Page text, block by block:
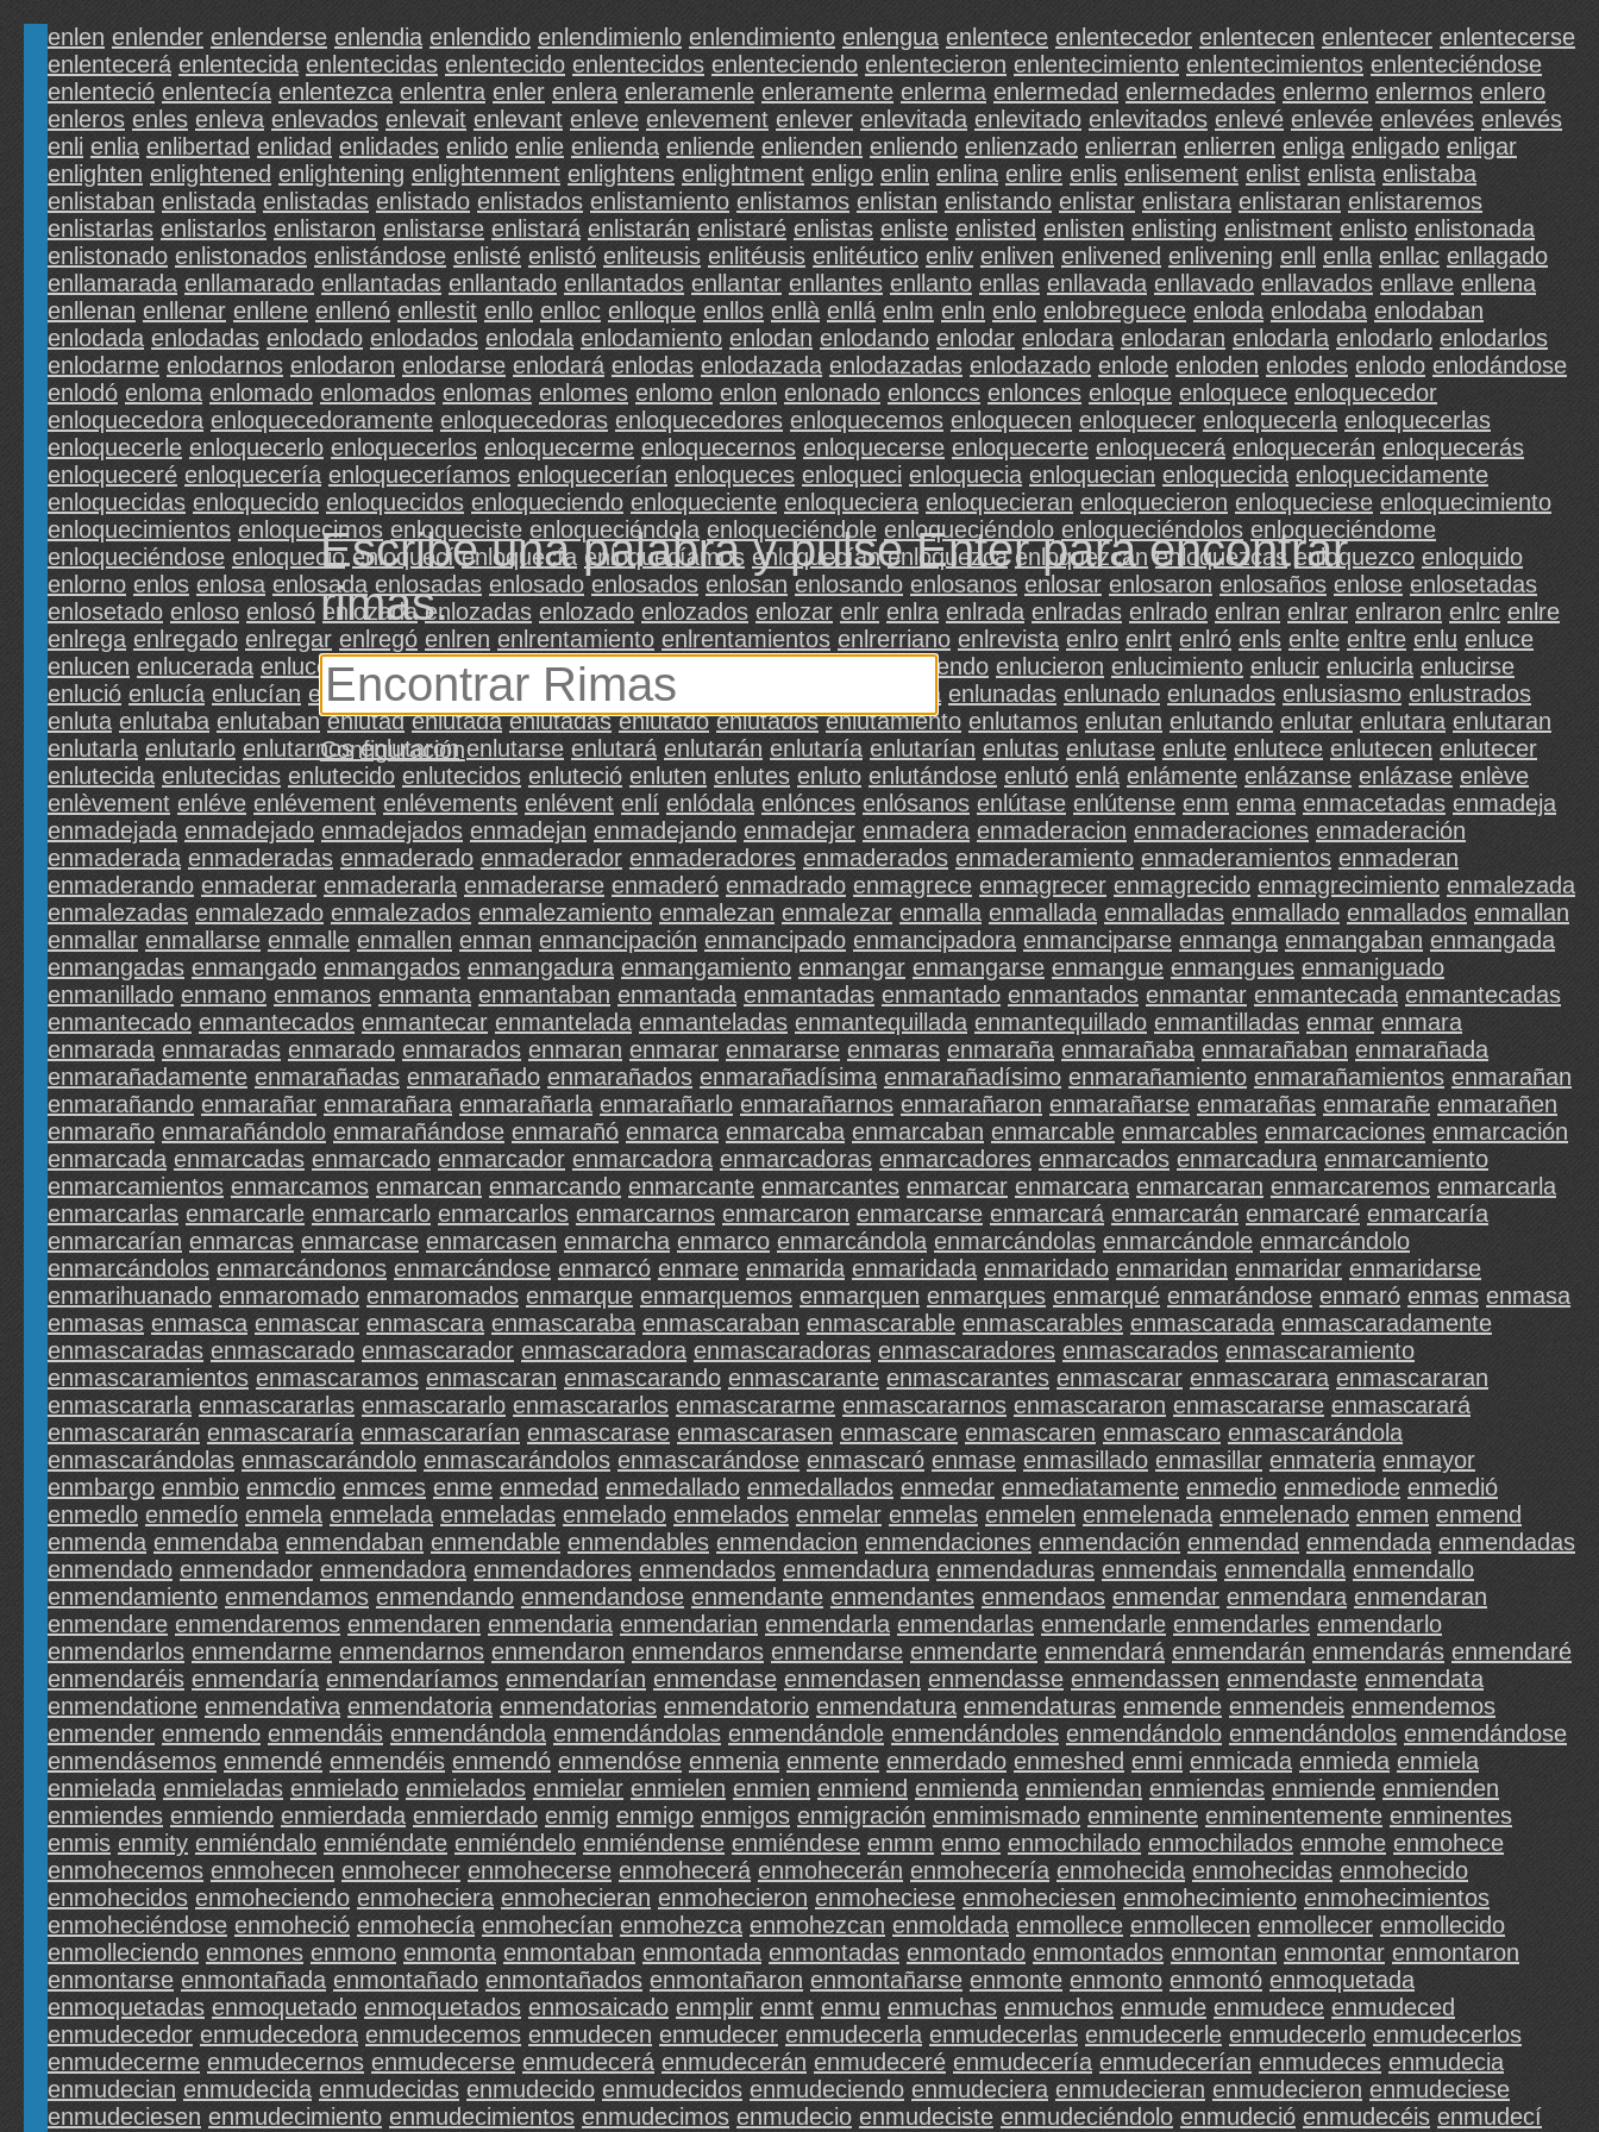
Escribe una palabra y pulse Enter para encontrar
rimas.
Configuración
enlen enlender enlenderse enlendia enlendido enlendimienlo enlendimiento enlengua enlentece enlentecedor enlentecen enlentecer enlentecerse
enlentecerá enlentecida enlentecidas enlentecido enlentecidos enlenteciendo enlentecieron enlentecimiento enlentecimientos enlenteciéndose
enlenteció enlentecía enlentezca enlentra enler enlera enleramenle enleramente enlerma enlermedad enlermedades enlermo enlermos enlero
enleros enles enleva enlevados enlevait enlevant enleve enlevement enlever enlevitada enlevitado enlevitados enlevé enlevée enlevées enlevés
enli enlia enlibertad enlidad enlidades enlido enlie enlienda enliende enlienden enliendo enlienzado enlierran enlierren enliga enligado enligar
enlighten enlightened enlightening enlightenment enlightens enlightment enligo enlin enlina enlire enlis enlisement enlist enlista enlistaba
enlistaban enlistada enlistadas enlistado enlistados enlistamiento enlistamos enlistan enlistando enlistar enlistara enlistaran enlistaremos
enlistarlas enlistarlos enlistaron enlistarse enlistará enlistarán enlistaré enlistas enliste enlisted enlisten enlisting enlistment enlisto enlistonada
enlistonado enlistonados enlistándose enlisté enlistó enliteusis enlitéusis enlitéutico enliv enliven enlivened enlivening enll enlla enllac enllagado
enllamarada enllamarado enllantadas enllantado enllantados enllantar enllantes enllanto enllas enllavada enllavado enllavados enllave enllena
enllenan enllenar enllene enllenó enllestit enllo enlloc enlloque enllos enllà enllá enlm enln enlo enlobreguece enloda enlodaba enlodaban
enlodada enlodadas enlodado enlodados enlodala enlodamiento enlodan enlodando enlodar enlodara enlodaran enlodarla enlodarlo enlodarlos
enlodarme enlodarnos enlodaron enlodarse enlodará enlodas enlodazada enlodazadas enlodazado enlode enloden enlodes enlodo enlodándose
enlodó enloma enlomado enlomados enlomas enlomes enlomo enlon enlonado enlonccs enlonces enloque enloquece enloquecedor
enloquecedora enloquecedoramente enloquecedoras enloquecedores enloquecemos enloquecen enloquecer enloquecerla enloquecerlas
enloquecerle enloquecerlo enloquecerlos enloquecerme enloquecernos enloquecerse enloquecerte enloquecerá enloquecerán enloquecerás
enloqueceré enloquecería enloqueceríamos enloquecerían enloqueces enloqueci enloquecia enloquecian enloquecida enloquecidamente
enloquecidas enloquecido enloquecidos enloqueciendo enloqueciente enloqueciera enloquecieran enloquecieron enloqueciese enloquecimiento
enloquecimientos enloquecimos enloqueciste enloqueciéndola enloqueciéndole enloqueciéndolo enloqueciéndolos enloqueciéndome
enloqueciéndose enloqueció enloquecí enloquecía enloquecíamos enloquecían enloquezca enloquezcan enloquezcas enloquezco enloquido
enlorno enlos enlosa enlosada enlosadas enlosado enlosados enlosan enlosando enlosanos enlosar enlosaron enlosaños enlose enlosetadas
enlosetado enloso enlosó enlozada enlozadas enlozado enlozados enlozar enlr enlra enlrada enlradas enlrado enlran enlrar enlraron enlrc enlre
enlrega enlregado enlregar enlregó enlren enlrentamiento enlrentamientos enlrerriano enlrevista enlro enlrt enlró enls enlte enltre enlu enluce
enlucen enlucerada enluces enlucida enlucidas enlucido enluciendo enlucieron enlucimiento enlucir enlucirla enlucirse
enlució enlucía enlucían enlugar enluminure enluminures enluminés enlunada enlunadas enlunado enlunados enlusiasmo enlustrados
enluta enlutaba enlutaban enlutad enlutada enlutadas enlutado enlutados enlutamiento enlutamos enlutan enlutando enlutar enlutara enlutaran
enlutarla enlutarlo enlutarnos enlutaron enlutarse enlutará enlutarán enlutaría enlutarían enlutas enlutase enlute enlutece enlutecen enlutecer
enlutecida enlutecidas enlutecido enlutecidos enluteció enluten enlutes enluto enlutándose enlutó enlá enlámente enlázanse enlázase enlève
enlèvement enléve enlévement enlévements enlévent enlí enlódala enlónces enlósanos enlútase enlútense enm enma enmacetadas enmadeja
enmadejada enmadejado enmadejados enmadejan enmadejando enmadejar enmadera enmaderacion enmaderaciones enmaderación
enmaderada enmaderadas enmaderado enmaderador enmaderadores enmaderados enmaderamiento enmaderamientos enmaderan
enmaderando enmaderar enmaderarla enmaderarse enmaderó enmadrado enmagrece enmagrecer enmagrecido enmagrecimiento enmalezada
enmalezadas enmalezado enmalezados enmalezamiento enmalezan enmalezar enmalla enmallada enmalladas enmallado enmallados enmallan
enmallar enmallarse enmalle enmallen enman enmancipación enmancipado enmancipadora enmanciparse enmanga enmangaban enmangada
enmangadas enmangado enmangados enmangadura enmangamiento enmangar enmangarse enmangue enmangues enmaniguado
enmanillado enmano enmanos enmanta enmantaban enmantada enmantadas enmantado enmantados enmantar enmantecada enmantecadas
enmantecado enmantecados enmantecar enmantelada enmanteladas enmantequillada enmantequillado enmantilladas enmar enmara
enmarada enmaradas enmarado enmarados enmaran enmarar enmararse enmaras enmaraña enmarañaba enmarañaban enmarañada
enmarañadamente enmarañadas enmarañado enmarañados enmarañadísima enmarañadísimo enmarañamiento enmarañamientos enmarañan
enmarañando enmarañar enmarañara enmarañarla enmarañarlo enmarañarnos enmarañaron enmarañarse enmarañas enmarañe enmarañen
enmaraño enmarañándolo enmarañándose enmarañó enmarca enmarcaba enmarcaban enmarcable enmarcables enmarcaciones enmarcación
enmarcada enmarcadas enmarcado enmarcador enmarcadora enmarcadoras enmarcadores enmarcados enmarcadura enmarcamiento
enmarcamientos enmarcamos enmarcan enmarcando enmarcante enmarcantes enmarcar enmarcara enmarcaran enmarcaremos enmarcarla
enmarcarlas enmarcarle enmarcarlo enmarcarlos enmarcarnos enmarcaron enmarcarse enmarcará enmarcarán enmarcaré enmarcaría
enmarcarían enmarcas enmarcase enmarcasen enmarcha enmarco enmarcándola enmarcándolas enmarcándole enmarcándolo
enmarcándolos enmarcándonos enmarcándose enmarcó enmare enmarida enmaridada enmaridado enmaridan enmaridar enmaridarse
enmarihuanado enmaromado enmaromados enmarque enmarquemos enmarquen enmarques enmarqué enmarándose enmaró enmas enmasa
enmasas enmasca enmascar enmascara enmascaraba enmascaraban enmascarable enmascarables enmascarada enmascaradamente
enmascaradas enmascarado enmascarador enmascaradora enmascaradoras enmascaradores enmascarados enmascaramiento
enmascaramientos enmascaramos enmascaran enmascarando enmascarante enmascarantes enmascarar enmascarara enmascararan
enmascararla enmascararlas enmascararlo enmascararlos enmascararme enmascararnos enmascararon enmascararse enmascarará
enmascararán enmascararía enmascararían enmascarase enmascarasen enmascare enmascaren enmascaro enmascarándola
enmascarándolas enmascarándolo enmascarándolos enmascarándose enmascaró enmase enmasillado enmasillar enmateria enmayor
enmbargo enmbio enmcdio enmces enme enmedad enmedallado enmedallados enmedar enmediatamente enmedio enmediode enmedió
enmedlo enmedío enmela enmelada enmeladas enmelado enmelados enmelar enmelas enmelen enmelenada enmelenado enmen enmend
enmenda enmendaba enmendaban enmendable enmendables enmendacion enmendaciones enmendación enmendad enmendada enmendadas
enmendado enmendador enmendadora enmendadores enmendados enmendadura enmendaduras enmendais enmendalla enmendallo
enmendamiento enmendamos enmendando enmendandose enmendante enmendantes enmendaos enmendar enmendara enmendaran
enmendare enmendaremos enmendaren enmendaria enmendarian enmendarla enmendarlas enmendarle enmendarles enmendarlo
enmendarlos enmendarme enmendarnos enmendaron enmendaros enmendarse enmendarte enmendará enmendarán enmendarás enmendaré
enmendaréis enmendaría enmendaríamos enmendarían enmendase enmendasen enmendasse enmendassen enmendaste enmendata
enmendatione enmendativa enmendatoria enmendatorias enmendatorio enmendatura enmendaturas enmende enmendeis enmendemos
enmender enmendo enmendáis enmendándola enmendándolas enmendándole enmendándoles enmendándolo enmendándolos enmendándose
enmendásemos enmendé enmendéis enmendó enmendóse enmenia enmente enmerdado enmeshed enmi enmicada enmieda enmiela
enmielada enmieladas enmielado enmielados enmielar enmielen enmien enmiend enmienda enmiendan enmiendas enmiende enmienden
enmiendes enmiendo enmierdada enmierdado enmig enmigo enmigos enmigración enmimismado enminente enminentemente enminentes
enmis enmity enmiéndalo enmiéndate enmiéndelo enmiéndense enmiéndese enmm enmo enmochilado enmochilados enmohe enmohece
enmohecemos enmohecen enmohecer enmohecerse enmohecerá enmohecerán enmohecería enmohecida enmohecidas enmohecido
enmohecidos enmoheciendo enmoheciera enmohecieran enmohecieron enmoheciese enmoheciesen enmohecimiento enmohecimientos
enmoheciéndose enmoheció enmohecía enmohecían enmohezca enmohezcan enmoldada enmollece enmollecen enmollecer enmollecido
enmolleciendo enmones enmono enmonta enmontaban enmontada enmontadas enmontado enmontados enmontan enmontar enmontaron
enmontarse enmontañada enmontañado enmontañados enmontañaron enmontañarse enmonte enmonto enmontó enmoquetada
enmoquetadas enmoquetado enmoquetados enmosaicado enmplir enmt enmu enmuchas enmuchos enmude enmudece enmudeced
enmudecedor enmudecedora enmudecemos enmudecen enmudecer enmudecerla enmudecerlas enmudecerle enmudecerlo enmudecerlos
enmudecerme enmudecernos enmudecerse enmudecerá enmudecerán enmudeceré enmudecería enmudecerían enmudeces enmudecia
enmudecian enmudecida enmudecidas enmudecido enmudecidos enmudeciendo enmudeciera enmudecieran enmudecieron enmudeciese
enmudeciesen enmudecimiento enmudecimientos enmudecimos enmudecio enmudeciste enmudeciéndolo enmudeció enmudecéis enmudecí